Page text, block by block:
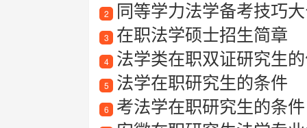
2 同等学力法学备考技巧
3 在职法学硕士招生简章
4 法学类在职双证研究生
5 法学在职研究生的条件
6 考法学在职研究生的条件